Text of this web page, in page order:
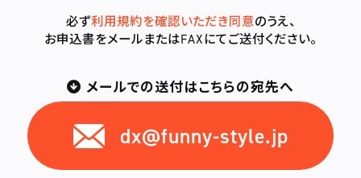
必ず利用規約を確認いただき同意のうえ、
お申込書をメールまたはFAXにてご送付ください。
メールでの送付はこちらの宛先へ
dx@funny-style.jp